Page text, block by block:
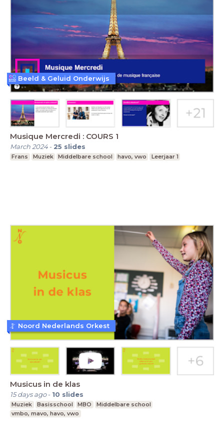
Musique Mercredi : COURS 1
March 2024- 25 slides
Frans Muziek Middelbare school havo, vwo Leerjaar 1
Beeld & Geluid Onderwijs
Musicus in de klas
15 days ago- 10 slides
Muziek Basisschool MBO
Middelbare school
vmbo, mavo, havo, vwo
Noord Nederlands Orkest